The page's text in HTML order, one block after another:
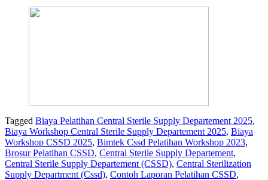
Tagged Biaya Pelatihan Central Sterile Supply Departement 2025,
Biaya Workshop Central Sterile Supply Departement 2025, Biaya
Workshop CSSD 2025, Bimtek Cssd Pelatihan Workshop 2023,
Brosur Pelatihan CSSD, Central Sterile Supply Departement,
Central Sterile Supply Departement (CSSD), Central Sterilization
Supply Department (Cssd), Contoh Laporan Pelatihan CSSD,